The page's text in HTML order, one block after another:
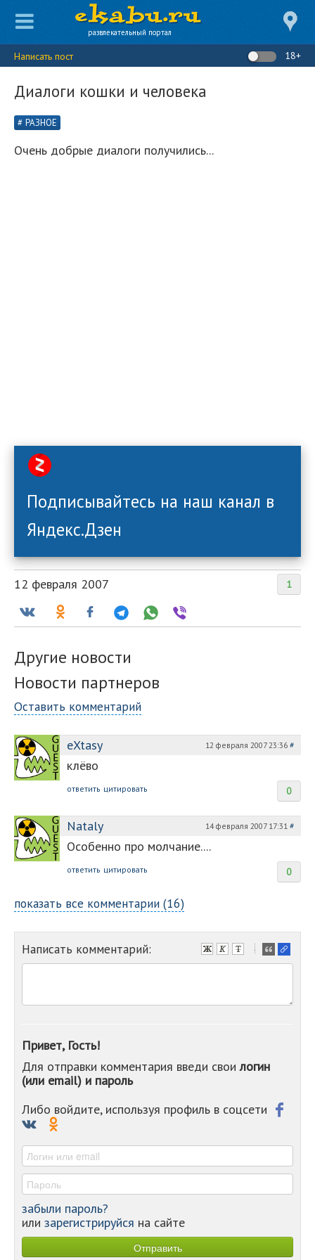
развлекательный портал
Написать пост 18+
Диалоги кошки и человека
РАЗНОЕ
Очень добрые диалоги получились...
Подписывайтесь на наш канал в
Яндекс.Дзен
1
12 февраля 2007
Другие новости
Новости партнеров
Оставить комментарий
eXtasy 12 февраля 2007 23:36 #
клёво
0
ответить цитировать
Nataly 14 февраля 2007 17:31 #
Особенно про молчание....
0
ответить цитировать
показать все комментарии (16)
Написать комментарий:
-
-
-
-
-
Привет, Гость!
Для отправки комментария введи своилогин
(или email) и пароль
Либо войдите, используя профиль в соцсети
забыли пароль?
или зарегистрируйся на сайте